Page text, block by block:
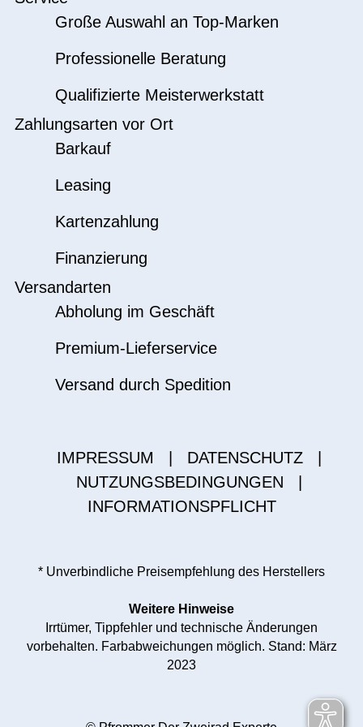
Große Auswahl an Top-Marken
Professionelle Beratung
Qualifizierte Meisterwerkstatt
Zahlungsarten vor Ort
Barkauf
Leasing
Kartenzahlung
Finanzierung
Versandarten
Abholung im Geschäft
Premium-Lieferservice
Versand durch Spedition
IMPRESSUM DATENSCHUTZ
NUTZUNGSBEDINGUNGEN
INFORMATIONSPFLICHT
* Unverbindliche Preisempfehlung des Herstellers
Weitere Hinweise
Irrtümer, Tippfehler und technische Änderungen
vorbehalten. Farbabweichungen möglich. Stand: März
2023